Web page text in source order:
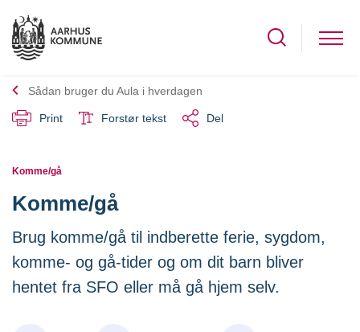
Sådan bruger du Aula i hverdagen
Print Forstør tekst Del
Komme/gå
Komme/gå
Brug komme/gå til indberette ferie, sygdom,
komme- og gå-tider og om dit barn bliver
hentet fra SFO eller må gå hjem selv.